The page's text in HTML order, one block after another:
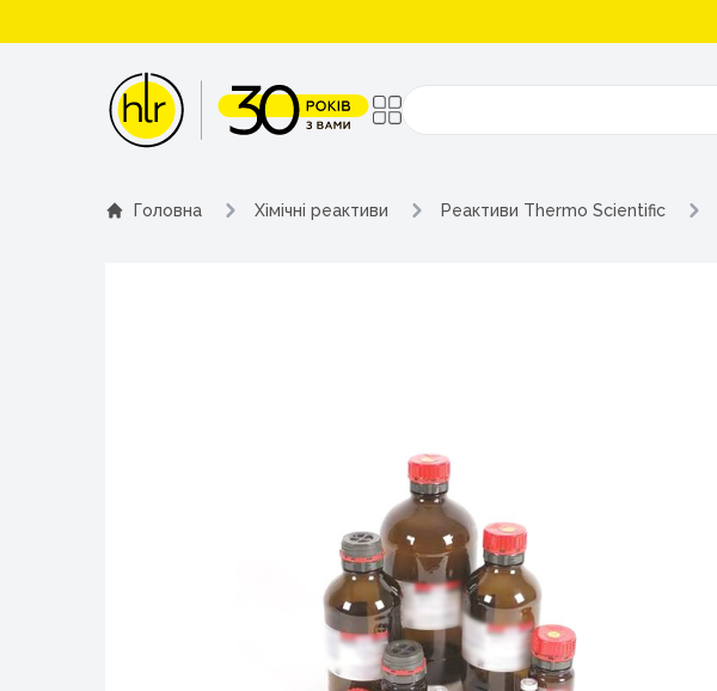
Поиск
Головна Хімічні реактиви Реактиви Thermo Scientific